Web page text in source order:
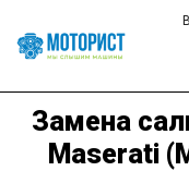
Замена
Maserati